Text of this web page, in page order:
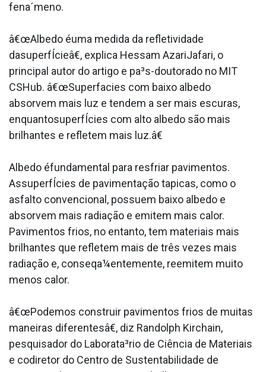
fena´meno.
â€œAlbedo éuma medida da refletividade
dasuperfÍcieâ€, explica Hessam AzariJafari, o
principal autor do artigo e pa³s-doutorado no MIT
CSHub. â€œSuperfa­cies com baixo albedo
absorvem mais luz e tendem a ser mais escuras,
enquantosuperfÍcies com alto albedo são mais
brilhantes e refletem mais luz.â€
Albedo éfundamental para resfriar pavimentos.
AssuperfÍcies de pavimentação ta­picas, como o
asfalto convencional, possuem baixo albedo e
absorvem mais radiação e emitem mais calor.
Pavimentos frios, no entanto, tem materiais mais
brilhantes que refletem mais de três vezes mais
radiação e, conseqa¼entemente, reemitem muito
menos calor.
â€œPodemos construir pavimentos frios de muitas
maneiras diferentesâ€, diz Randolph Kirchain,
pesquisador do Laborata³rio de Ciência de Materiais
e codiretor do Centro de Sustentabilidade de